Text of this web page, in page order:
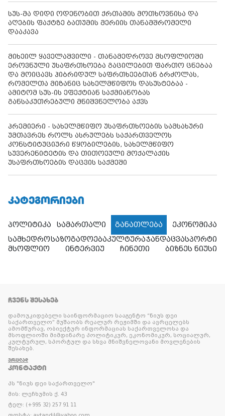
სუს-მა დიდი ოდენობით ქრთამის მოთხოვნისა და
აღების ფაქტზე ბათუმის მერიის თანამშრომელი
დააკავა
მიხეილ ყაველაშვილი - თანამედროვე მსოფლიოში
ეროვნული უსაფრთხოება გაცილებით ფართო ცნებაა
და მოიცავს ჰიბრიდულ საფრთხეებთან ბრძოლას,
რომელთა მიზანიც სახელმწიფოს დასუსტებაა -
ამიტომ სუს-ის ეფექტიან საქმიანობას
განსაკუთრებული მნიშვნელობა აქვს
პრემიერი - სახელმწიფო უსაფრთხოების სამსახური
უმთავრეს როლს ასრულებს საქართველოს
კონსტიტუციური წყობილების, სახელმწიფო
სუვერენიტეტის და თითოეული მოქალაქის
უსაფრთხოების დაცვის საქმეში
ᲙᲐᲢᲔᲒᲝᲠᲘᲔᲑᲘ
პოლიტიკა სამართალი განათლება
ეკონომიკა
სამხედროსაზოგადოებაკულტურაჯანდაცვასპორტი
მსოფლიო
ინტერვიუ ჩინეთი ბიზნეს ნიუსი
ᲩᲕᲔᲜᲡ ᲨᲔᲡᲐᲮᲔᲑ
დამოუკიდებელი საინფორმაციო სააგენტო “ნიუს დეი
საქართველო” მუშაობს რეალურ რეჟიმში და ავრცელებს
ამომწურავ, ობიექტურ ინფორმაციას საქართველოსა და
მსოფლიოში მიმდინარე პოლიტიკურ, ეკონომიკურ, სოციალურ,
კულტურულ, სპორტულ და სხვა მნიშვნელოვანი მოვლენების
შესახებ.
ᲕᲠᲪᲚᲐᲓ
ᲙᲝᲜᲢᲐᲥᲢᲘ
პს "ნიუს დეი საქართველო"
მის: ლეჩხუმის ქ. 43
ტელ: (+995 32) 257 91 11